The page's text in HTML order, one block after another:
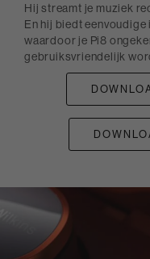
Hij streamt je muziek
En hij biedt
waardoor je Pi8
gebruiksvriendelijk